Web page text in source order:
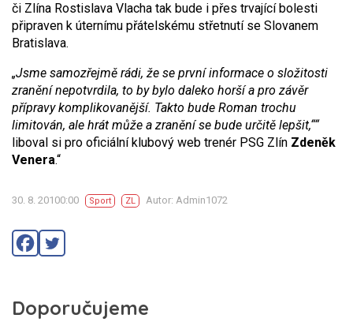
či Zlína Rostislava Vlacha tak bude i přes trvající bolesti
připraven k úternímu přátelskému střetnutí se Slovanem
Bratislava.
„Jsme samozřejmě rádi, že se první informace o složitosti
zranění nepotvrdila, to by bylo daleko horší a pro závěr
přípravy komplikovanější. Takto bude Roman trochu
limitován, ale hrát může a zranění se bude určitě lepšit,““
liboval si pro oficiální klubový web trenér PSG Zlín Zdeněk
Venera.“
30. 8. 20100:00 Sport ZL Autor: Admin1072